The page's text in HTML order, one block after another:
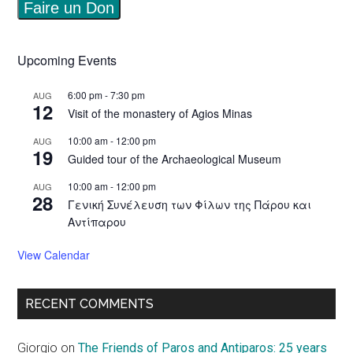
Upcoming Events
AUG
12
6:00 pm-7:30 pm
Visit of the monastery of Agios Minas
AUG
19
10:00 am- 12:00 pm
Guided tour of the Archaeological Museum
AUG
28
10:00 am- 12:00 pm
Γενική Συνέλευση των Φίλων της Πάρου και
Αντίπαρου
View Calendar
RECENT COMMENTS
Giorgio onThe Friends of Paros and Antiparos: 25 years